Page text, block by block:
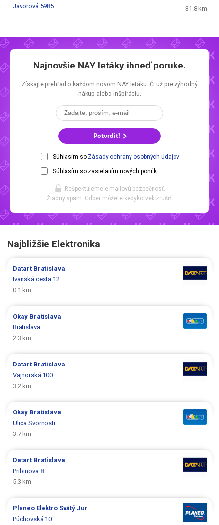
Javorová 5985
31.8 km
Najnovšie NAY letáky ihneď poruke.
Získajte prehľad o každom novom NAY letáku. Či už pre výhodný
nákup alebo inšpiráciu.
Potvrdiť!
Súhlasím so Zásady ochrany osobných údajov
Súhlasím so zasielaním nových ponúk
Rešpektujeme e-mailovú bezpečnosť.
Žiadny spam. Odber môžete kedykoľvek zrušiť.
Najbližšie Elektronika
Datart Bratislava
Ivanská cesta 12
0.1 km
Okay Bratislava
Bratislava
2.3 km
Datart Bratislava
Vajnorská 100
3.2 km
Okay Bratislava
Ulica Svornosti
3.7 km
Datart Bratislava
Pribinova 8
5.3 km
Planeo Elektro Svätý Jur
Púchovská 10